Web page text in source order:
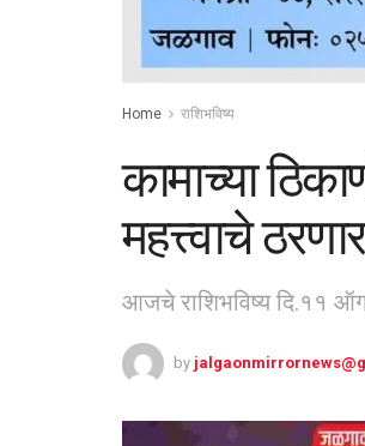
Home राशिभविष्य
कामाच्या
महत्त्वाचे
आजचे राशिभविष्य दि.११
by